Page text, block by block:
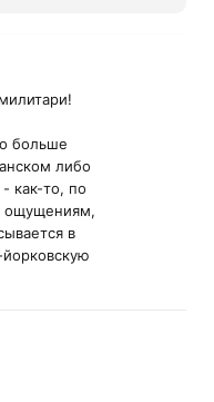
больше
либо
как-то, по
ощущениям,
в